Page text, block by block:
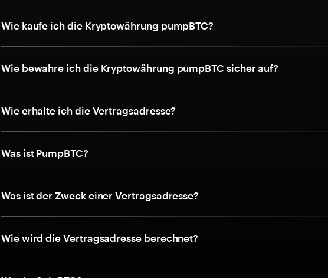
Wie kaufe ich die Kryptowährung pumpBTC?
Wie bewahre ich die Kryptowährung pumpBTC sicher auf?
Wie erhalte ich die Vertragsadresse?
Was ist PumpBTC?
Was ist der Zweck einer Vertragsadresse?
Wie wird die Vertragsadresse berechnet?